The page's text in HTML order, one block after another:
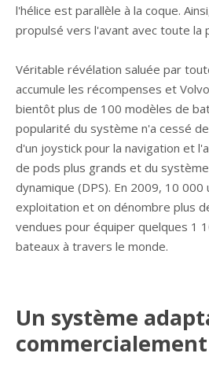
l'hélice est parallèle à la coque.
propulsé vers l'avant avec toute la
Véritable révélation saluée par
accumule les récompenses et
bientôt plus de 100 modèles de
popularité du système n'a cessé
d'un joystick pour la navigation et
de pods plus grands et du
dynamique (DPS). En 2009, 10
exploitation et on dénombre plus
vendues pour équiper quelques 1
bateaux à travers le monde.
Un système
commercialement